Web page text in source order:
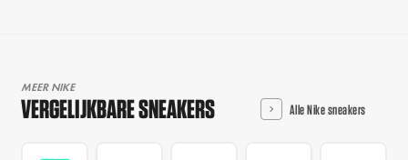
MEER NIKE
VERGELIJKBARE SNEAKERS Alle Nike sneakers